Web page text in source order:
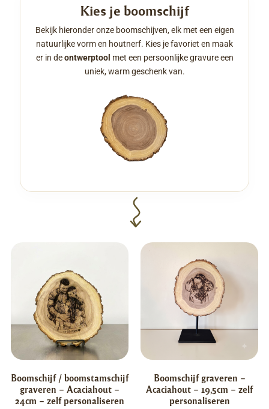
Kies je boomschijf
Bekijk hieronder onze boomschijven, elk met een eigen
natuurlijke vorm en houtnerf. Kies je favoriet en maak
er in deontwerptool met een persoonlijke gravure een
uniek, warm geschenk van.
Boomschijf / boomstamschijf
graveren – Acaciahout –
24cm – zelf personaliseren
Boomschijf graveren –
Acaciahout – 19,5cm – zelf
personaliseren